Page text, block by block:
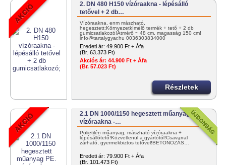
2. DN 480 H150 vízóraakna - lépésálló
tetővel + 2 db…
Vízóraakna, enm mászható,
hegesztett;Környezetkímélő termék + tető + 2 db
gumicsatlakozó!Átmérő ~ 48 cm, magasság 150 cm!
info@tartalygyar.hu 0036303834000
Eredeti ár: 49.900 Ft + Áfa
(Br. 63.373 Ft)
Akciós ár: 44.900 Ft + Áfa
(Br. 57.023 Ft)
Részletek
2.1 DN 1000/1150 hegesztett műanyag PE.
vízóraakna -…
Polietilén műanyag, mászható vízóraakna +
lépésállótető!Közvetlenül a gyártótól!Csavarral
zárható, gyermekbiztos tetővel!BETONOZÁS…
Eredeti ár: 79.900 Ft + Áfa
(Br. 101.473 Ft)